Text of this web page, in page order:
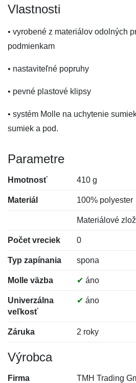
Vlastnosti
• vyrobené z materiálov odolných
podmienkam
• nastaviteľné popruhy
• pevné plastové klipsy
• systém Molle na uchytenie
sumiek a pod.
Parametre
Hmotnosť 410 g
Materiál 100% polyester
Materiálové
Počet vreciek 0
Typ zapínania spona
Molle väzba ✔ áno
Univerzálna
veľkosť
✔ áno
Záruka 2 roky
Výrobca
Firma TMH Trading